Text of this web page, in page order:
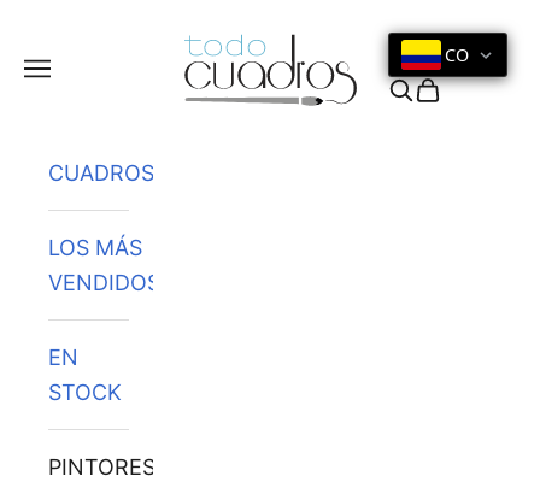
Menú
CO
Buscar
Cesta
CUADROS
LOS MÁS
VENDIDOS
EN
STOCK
PINTORES